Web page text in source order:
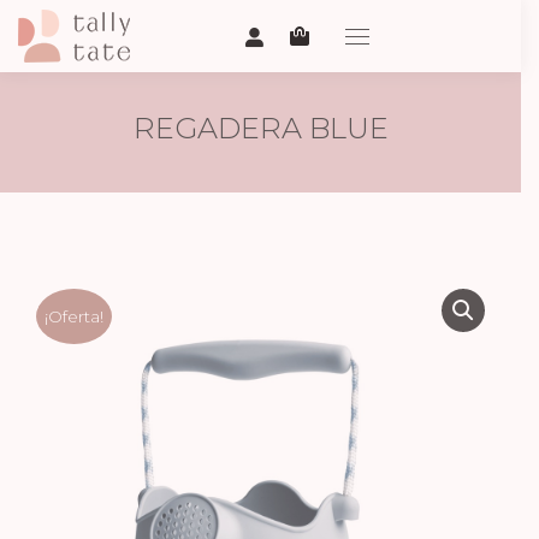
REGADERA BLUE
¡Oferta!